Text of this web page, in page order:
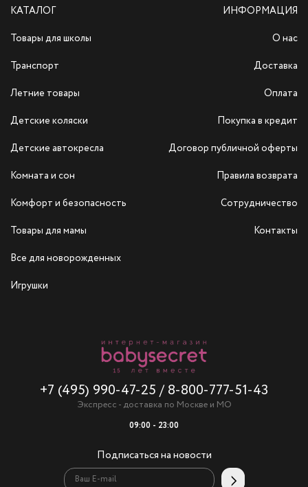
КАТАЛОГ
Товары для школы
Транспорт
Летние товары
Детские коляски
Детские автокресла
Комната и сон
Комфорт и безопасность
Товары для мамы
Все для новорожденных
Игрушки
+7 (495) 990-47-25 / 8-800-777-51-43
Экспресс - доставка по Москве и МО
09:00 - 23:00
Подписаться на новости
ИНФОРМАЦИЯ
О нас
Доставка
Оплата
Покупка в кредит
Договор публичной оферты
Правила возврата
Сотрудничество
Контакты